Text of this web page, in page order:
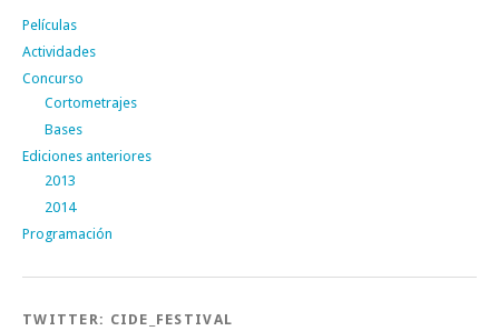
Películas
Actividades
Concurso
Cortometrajes
Bases
Ediciones anteriores
2013
2014
Programación
TWITTER: CIDE_FESTIVAL